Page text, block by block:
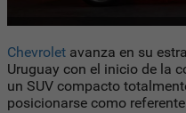
Chevrolet avanza en su
Uruguay con el inicio de la
un SUV compacto
posicionarse como